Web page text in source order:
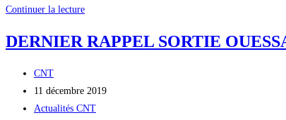
Continuer la lectureDERNIER
SORTIE
CONTACTER
ALAIN
DERNIER RAPPEL SORTIE
Auteur/autrice
de
la
CNT
Publication
publiée :
11 décembre 2019
Post
Actualités CNT